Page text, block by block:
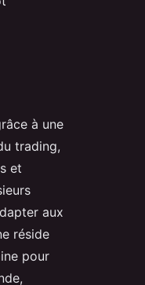
à une
trading,
et
aux
réside
pour